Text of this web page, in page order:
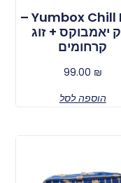
Yumbox Chill Bag –
יאמבוקס + זוג
קרחומים
99.00 ₪
הוספה לסל